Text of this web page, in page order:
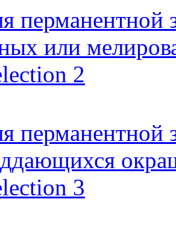
перманентной
или
2
перманентной
3